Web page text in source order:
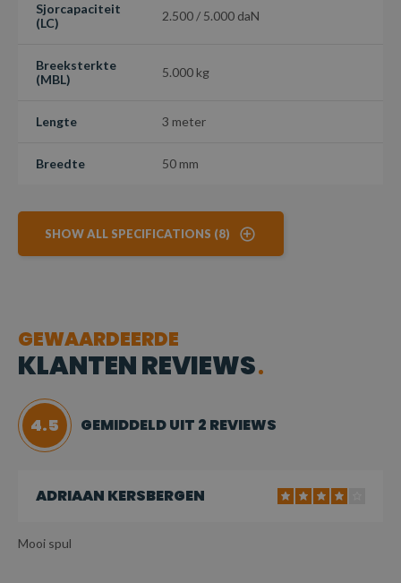
Sjorcapaciteit
(LC)
2.500 / 5.000 daN
Breeksterkte
(MBL)
5.000 kg
Lengte 3 meter
Breedte 50 mm
SHOW ALL SPECIFICATIONS (8)
GEWAARDEERDE
KLANTEN REVIEWS
4.5 GEMIDDELD UIT 2 REVIEWS
ADRIAAN KERSBERGEN
Mooi spul